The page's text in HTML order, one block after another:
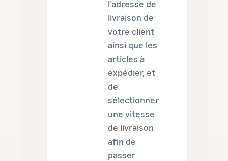
l’adresse de
livraison de
votre client
ainsi que les
articles à
expédier, et
de
sélectionner
une vitesse
de livraison
afin de
passer